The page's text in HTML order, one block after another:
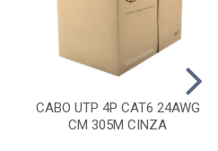
CABO UTP 4P CAT6 24AWG
CM 305M CINZA